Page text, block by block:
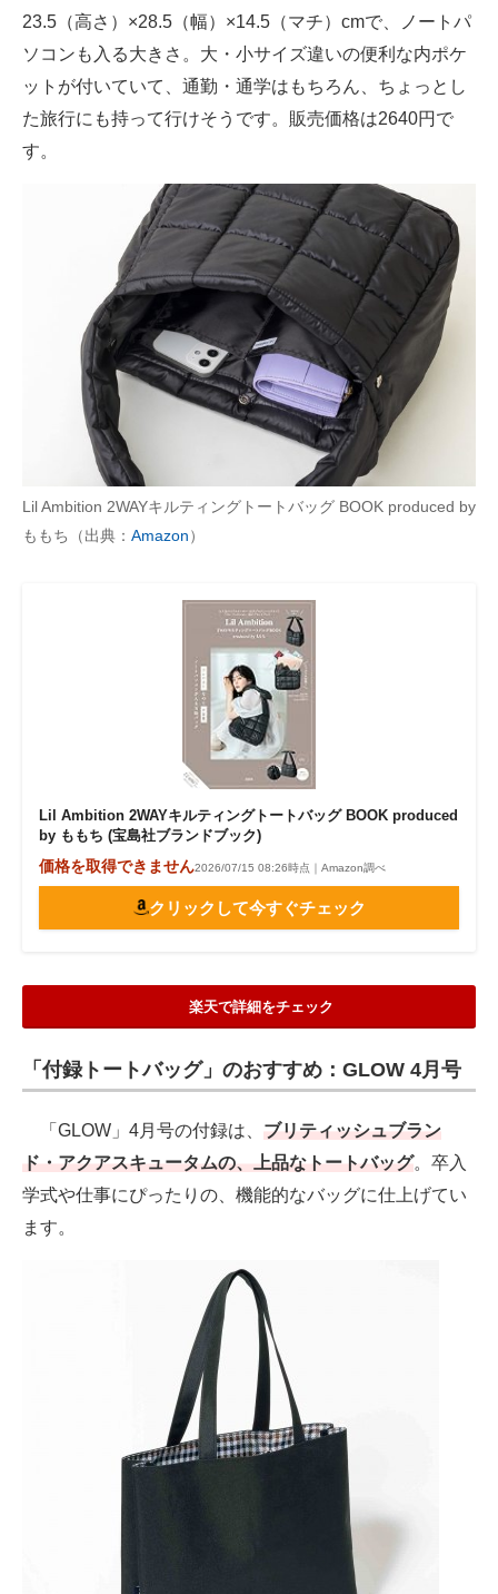
23.5（高さ）×28.5（幅）×14.5（マチ）cmで、ノートパ
ソコンも入る大きさ。大・小サイズ違いの便利な内ポケ
ットが付いていて、通勤・通学はもちろん、ちょっとし
た旅行にも持って行けそうです。販売価格は2640円で
す。
Lil Ambition 2WAYキルティングトートバッグ BOOK produced by
ももち（出典： Amazon）
Lil Ambition 2WAYキルティングトートバッグ BOOK produced
by ももち (宝島社ブランドブック)
価格を取得できません2026/07/15 08:26時点｜Amazon調べ
クリックして今すぐチェック
楽天で詳細をチェック
「付録トートバッグ」のおすすめ：GLOW 4月号
「GLOW」4月号の付録は、 ブリティッシュブラン
ド・アクアスキュータムの、上品なトートバッグ。卒入
学式や仕事にぴったりの、機能的なバッグに仕上げてい
ます。